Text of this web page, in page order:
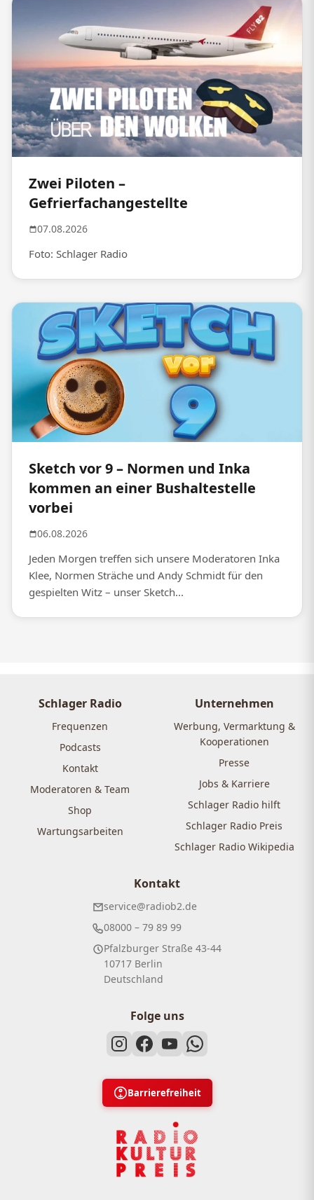
Zwei Piloten –
Gefrierfachangestellte
07.08.2026
Foto: Schlager Radio
Sketch vor 9 – Normen und Inka
kommen an einer Bushaltestelle
vorbei
06.08.2026
Jeden Morgen treffen sich unsere Moderatoren Inka
Klee, Normen Sträche und Andy Schmidt für den
gespielten Witz – unser Sketch...
Schlager Radio
Frequenzen
Podcasts
Kontakt
Moderatoren & Team
Shop
Wartungsarbeiten
Unternehmen
Werbung, Vermarktung &
Kooperationen
Presse
Jobs & Karriere
Schlager Radio hilft
Schlager Radio Preis
Schlager Radio Wikipedia
Kontakt
service@radiob2.de
08000 – 79 89 99
Pfalzburger Straße 43-44
10717 Berlin
Deutschland
Folge uns
Barrierefreiheit